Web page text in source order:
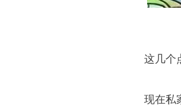
这几个
现在私